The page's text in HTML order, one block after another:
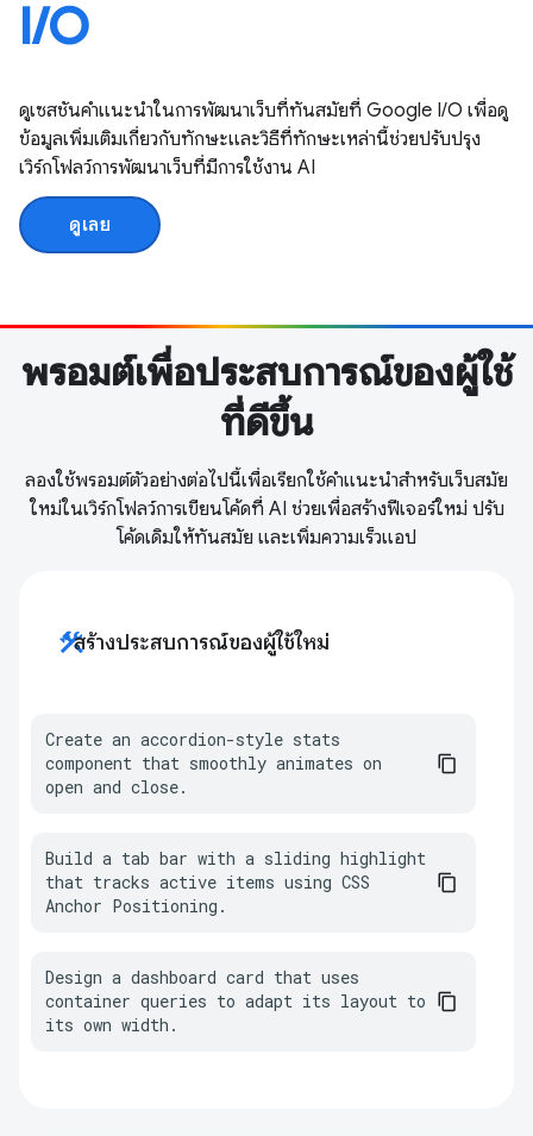
I / O
ดูเซสชันคำแนะนำในการพัฒนาเว็บที่ทันสมัยที่ Google I / O เพื่อดู
ข้อมูลเพิ่มเติมเกี่ยวกับทักษะและวิธีที่ทักษะเหล่านี้ช่วยปรับปรุง
เวิร์กโฟลว์การพัฒนาเว็บที่มีการใช้งาน AI
ดูเลย
พรอมต์เพื่อประสบการณ์ของผู้ใช้
ที่ดีขึ้น
ลองใช้พรอมต์ตัวอย่างต่อไปนี้เพื่อเรียกใช้คำแนะนำสำหรับเว็บสมัย
ใหม่ในเวิร์กโฟลว์การเขียนโค้ดที่ AI ช่วยเพื่อสร้างฟีเจอร์ใหม่ ปรับ
โค้ดเดิมให้ทันสมัย และเพิ่มความเร็วแอป
constructionสร้างประสบการณ์ของผู้ใช้ใหม่
Create an accordion-style stats
component that smoothly animates on
open and close.
Build a tab bar with a sliding highlight
that tracks active items using CSS
Anchor Positioning.
Design a dashboard card that uses
container queries to adapt its layout to
its own width.